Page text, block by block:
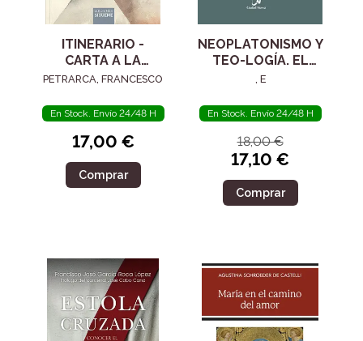
ITINERARIO -
CARTA A LA
POSTERIDAD
PETRARCA, FRANCESCO
En Stock. Envío 24/48 H
17,00 €
Comprar
NEOPLATONISMO Y
TEO-LOGÍA. EL
SIGLO IV
, E
En Stock. Envío 24/48 H
18,00 €
17,10 €
Comprar